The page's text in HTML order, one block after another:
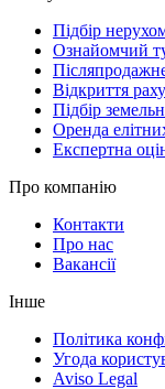
Підбір
Ознайомчий
Відкриття
Підбір
Оренда
Експертна
Про компанію
Контакти
Про нас
Вакансії
Інше
Політика
Угода
Aviso Legal